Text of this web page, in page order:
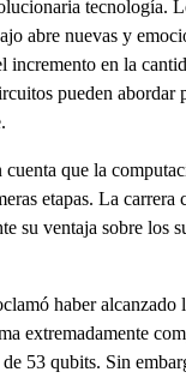
tecnología.
abre nuevas y
incremento en la
pueden abordar
cuenta que la
etapas. La carrera
su ventaja sobre los
haber alcanzado
extremadamente
53 qubits. Sin